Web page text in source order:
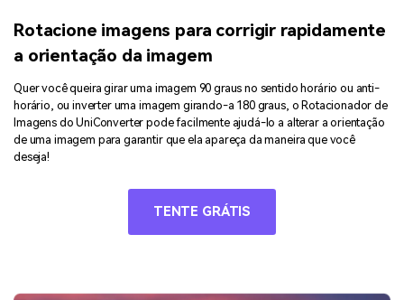
Rotacione imagens para corrigir rapidamente
a orientação da imagem
Quer você queira girar uma imagem 90 graus no sentido horário ou anti-
horário, ou inverter uma imagem girando-a 180 graus, o Rotacionador de
Imagens do UniConverter pode facilmente ajudá-lo a alterar a orientação
de uma imagem para garantir que ela apareça da maneira que você
deseja!
TENTE GRÁTIS